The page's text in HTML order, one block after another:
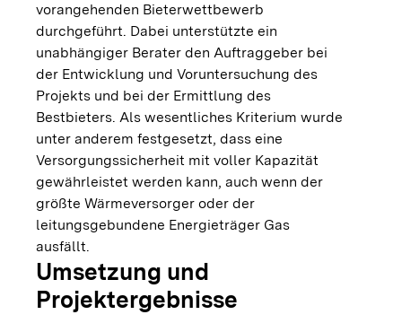
vorangehenden Bieterwettbewerb
durchgeführt. Dabei unterstützte ein
unabhängiger Berater den Auftraggeber bei
der Entwicklung und Voruntersuchung des
Projekts und bei der Ermittlung des
Bestbieters. Als wesentliches Kriterium wurde
unter anderem festgesetzt, dass eine
Versorgungssicherheit mit voller Kapazität
gewährleistet werden kann, auch wenn der
größte Wärmeversorger oder der
leitungsgebundene Energieträger Gas
ausfällt.
Umsetzung und
Projektergebnisse